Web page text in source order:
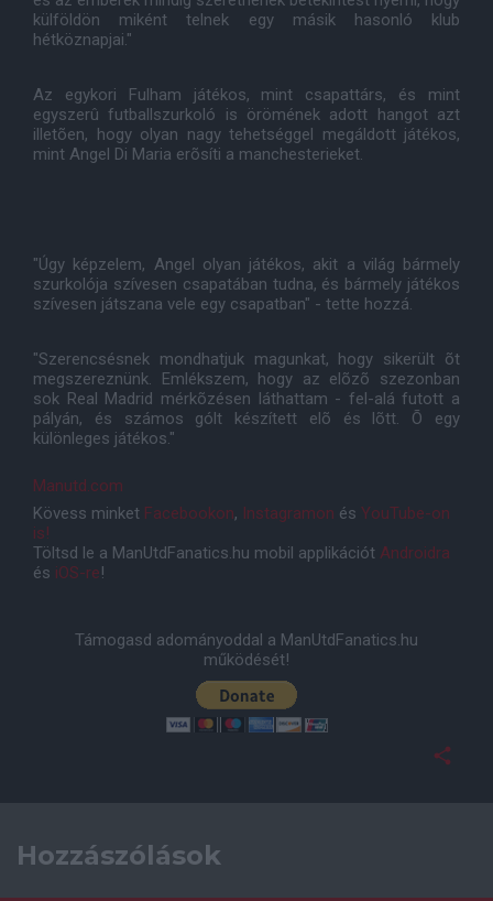
külföldön miként telnek egy másik hasonló klub
hétköznapjai."
Az egykori Fulham játékos, mint csapattárs, és mint
egyszerû futballszurkoló is örömének adott hangot azt
illetõen, hogy olyan nagy tehetséggel megáldott játékos,
mint Angel Di Maria erõsíti a manchesterieket.
"Úgy képzelem, Angel olyan játékos, akit a világ bármely
szurkolója szívesen csapatában tudna, és bármely játékos
szívesen játszana vele egy csapatban" - tette hozzá.
"Szerencsésnek mondhatjuk magunkat, hogy sikerült õt
megszereznünk. Emlékszem, hogy az elõzõ szezonban
sok Real Madrid mérkõzésen láthattam - fel-alá futott a
pályán, és számos gólt készített elõ és lõtt. Õ egy
különleges játékos."
Manutd.com
Kövess minket Facebookon, Instagramon és YouTube-on
is!
Töltsd le a ManUtdFanatics.hu mobil applikációt Androidra
és iOS-re!
Támogasd adományoddal a ManUtdFanatics.hu
működését!
Hozzászólások